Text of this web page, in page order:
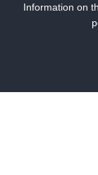
ミステリー
Information on